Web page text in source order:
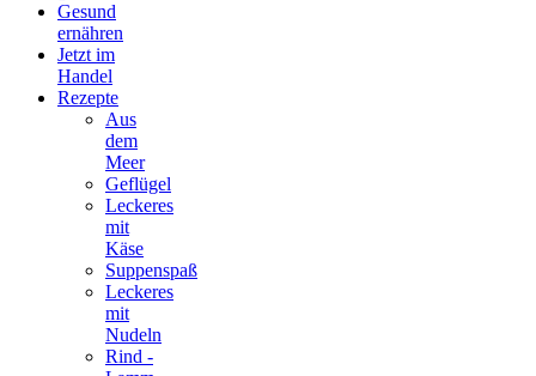
Gesund
ernähren
Jetzt im
Handel
Rezepte
Aus
dem
Meer
Geflügel
Leckeres
mit
Käse
Suppenspaß
Leckeres
mit
Nudeln
Rind -